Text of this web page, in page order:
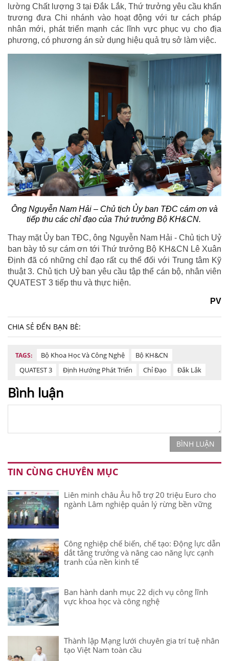
lường Chất lượng 3 tại Đắk Lắk, Thứ trưởng yêu cầu khẩn
trương đưa Chi nhánh vào hoạt động với tư cách pháp
nhân mới, phát triển mạnh các lĩnh vực phục vụ cho địa
phương, có phương án sử dụng hiệu quả trụ sở làm việc.
Ông Nguyễn Nam Hải – Chủ tịch Ủy ban TĐC cám ơn và
tiếp thu các chỉ đạo của Thứ trưởng Bộ KH&CN.
Thay mặt Ủy ban TĐC, ông Nguyễn Nam Hải - Chủ tịch Uỷ
ban bày tỏ sự cám ơn tới Thứ trưởng Bộ KH&CN Lê Xuân
Định đã có những chỉ đạo rất cụ thể đối với Trung tâm Kỹ
thuật 3. Chủ tịch Uỷ ban yêu cầu tập thể cán bộ, nhân viên
QUATEST 3 tiếp thu và thực hiện.
PV
CHIA SẺ ĐẾN BẠN BÈ:
TAGS: Bộ Khoa Học Và Công Nghệ
Bộ KH&CN
QUATEST 3
Định Hướng Phát Triển Chỉ Đạo Đắk Lắk
Bình luận
BÌNH LUẬN
TIN CÙNG CHUYÊN MỤC
Liên minh châu Âu hỗ trợ 20 triệu Euro cho
ngành Lâm nghiệp quản lý rừng bền vững
Công nghiệp chế biến, chế tạo: Động lực dẫn
dắt tăng trưởng và nâng cao năng lực cạnh
tranh của nền kinh tế
Ban hành danh mục 22 dịch vụ công lĩnh
vực khoa học và công nghệ
Thành lập Mạng lưới chuyên gia trí tuệ nhân
tạo Việt Nam toàn cầu